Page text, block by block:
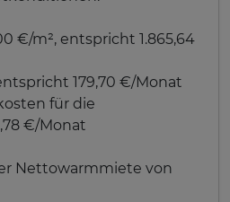
€/m², entspricht 1.865,64
179,70 €/Monat
für die
€/Monat
Nettowarmmiete von